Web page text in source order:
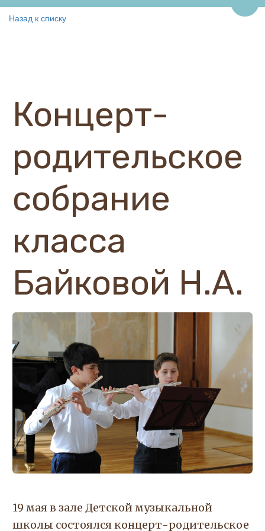
Назад к списку
Концерт-
родительское
собрание
класса
Байковой Н.А.
19 мая в зале Детской музыкальной
школы состоялся концерт-родительское